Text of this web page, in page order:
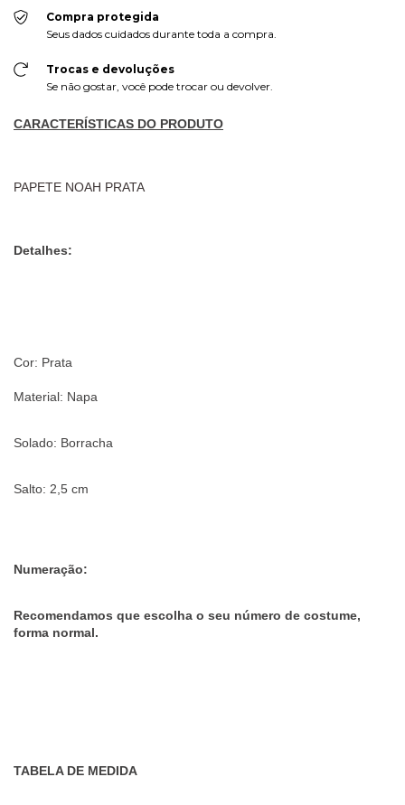
Compra protegida
Seus dados cuidados durante toda a compra.
Trocas e devoluções
Se não gostar, você pode trocar ou devolver.
CARACTERÍSTICAS DO PRODUTO
PAPETE NOAH PRATA
Detalhes:
Cor: Prata
Material: Napa
Solado: Borracha
Salto: 2,5 cm
Numeração:
Recomendamos que escolha o seu número de costume,
forma normal.
TABELA DE MEDIDA